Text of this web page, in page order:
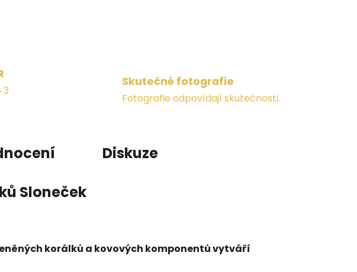
3
Skutečné fotografie
Fotografie odpovídají skutečnosti.
Diskuze
Sloneček
korálků a kovových komponentů vytváří